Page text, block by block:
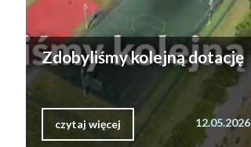
Zdobyliśmy kolejną dotację
czytaj więcej 12.05.2026